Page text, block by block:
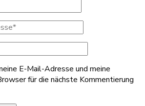
E-Mail-Adresse und meine
für die nächste Kommentierung